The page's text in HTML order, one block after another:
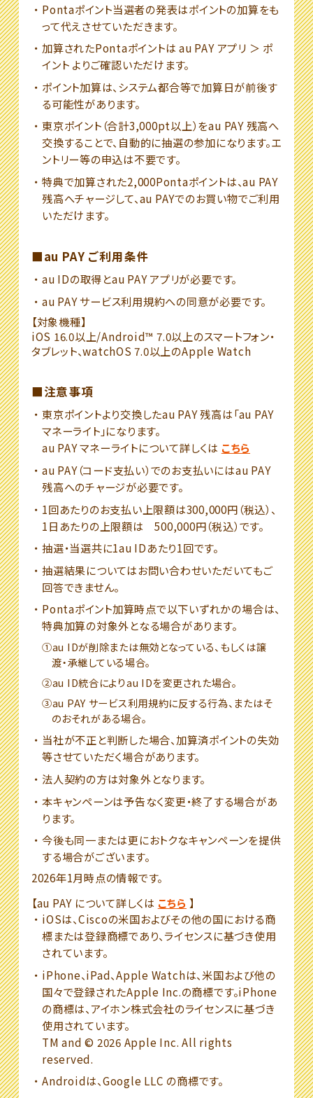
Pontaポイント当選者の発表はポイントの加算をも
って代えさせていただきます。
加算されたPontaポイントは au PAY アプリ ＞ ポ
イント よりご確認いただけます。
ポイント加算は、システム都合等で加算日が前後す
る可能性があります。
東京ポイント（合計3,000pt以上）をau PAY 残高へ
交換することで、自動的に抽選の参加になります。エ
ントリー等の申込は不要です。
特典で加算された2,000Pontaポイントは、au PAY
残高へチャージして、au PAYでのお買い物でご利用
いただけます。
■au PAY ご利用条件
au IDの取得とau PAY アプリが必要です。
au PAY サービス利用規約への同意が必要です。
【対象機種】
iOS 16.0以上/Android™ 7.0以上のスマートフォン・
タブレット、watchOS 7.0以上のApple Watch
■注意事項
東京ポイントより交換したau PAY 残高は「au PAY
マネーライト」になります。
au PAY マネーライトについて詳しくは こちら
au PAY（コード支払い）でのお支払いにはau PAY
残高へのチャージが必要です。
1回あたりのお支払い上限額は300,000円（税込）、
1日あたりの上限額は 500,000円（税込）です。
抽選・当選共に1au IDあたり1回です。
抽選結果についてはお問い合わせいただいてもご
回答できません。
Pontaポイント加算時点で以下いずれかの場合は、
特典加算の対象外となる場合があります。
①au IDが削除または無効となっている、もしくは譲
渡・承継している場合。
②au ID統合によりau IDを変更された場合。
③au PAY サービス利用規約に反する行為、またはそ
のおそれがある場合。
当社が不正と判断した場合、加算済ポイントの失効
等させていただく場合があります。
法人契約の方は対象外となります。
本キャンペーンは予告なく変更・終了する場合があ
ります。
今後も同一または更におトクなキャンペーンを提供
する場合がございます。
2026年1月時点の情報です。
【au PAY について詳しくは こちら 】
iOSは、Ciscoの米国およびその他の国における商
標または登録商標であり、ライセンスに基づき使用
されています。
iPhone、iPad、Apple Watchは、米国および他の
国々で登録されたApple Inc.の商標です。iPhone
の商標は、アイホン株式会社のライセンスに基づき
使用されています。
TM and © 2026 Apple Inc. All rights
reserved.
Androidは、Google LLC の商標です。